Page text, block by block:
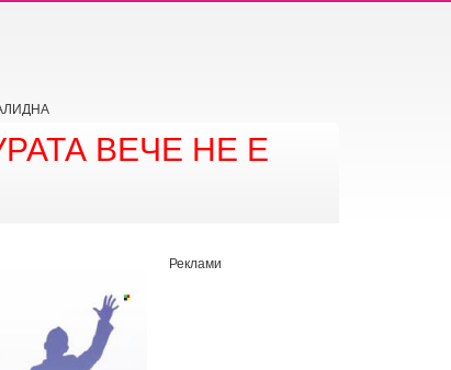
ВЕЧЕ НЕ Е
Реклами